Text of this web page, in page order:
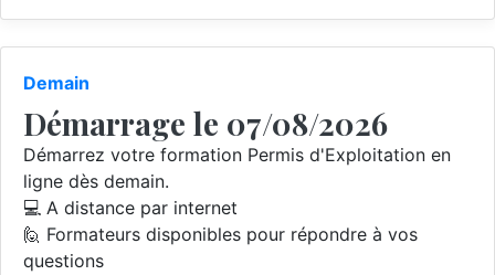
Demain
Démarrage le 07/08/2026
Démarrez votre formation Permis d'Exploitation en
ligne dès demain.
💻 A distance par internet
🙋 Formateurs disponibles pour répondre à vos
questions